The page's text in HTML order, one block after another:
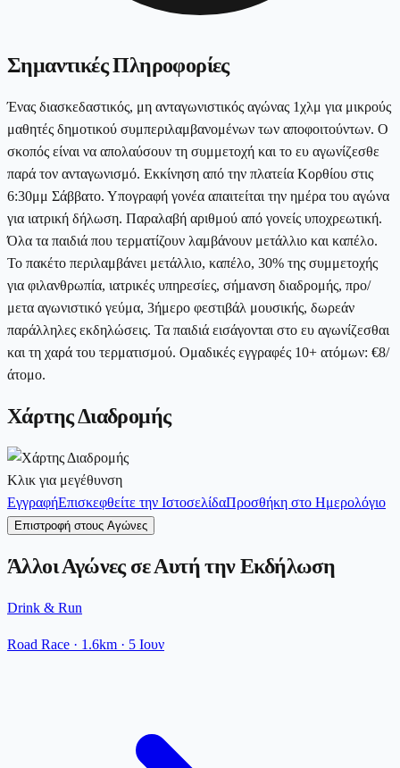
Σημαντικές Πληροφορίες
Ένας διασκεδαστικός, μη ανταγωνιστικός αγώνας 1χλμ για μικρούς
μαθητές δημοτικού συμπεριλαμβανομένων των αποφοιτούντων. Ο
σκοπός είναι να απολαύσουν τη συμμετοχή και το ευ αγωνίζεσθε
παρά τον ανταγωνισμό. Εκκίνηση από την πλατεία Κορθίου στις
6:30μμ Σάββατο. Υπογραφή γονέα απαιτείται την ημέρα του αγώνα
για ιατρική δήλωση. Παραλαβή αριθμού από γονείς υποχρεωτική.
Όλα τα παιδιά που τερματίζουν λαμβάνουν μετάλλιο και καπέλο.
Το πακέτο περιλαμβάνει μετάλλιο, καπέλο, 30% της συμμετοχής
για φιλανθρωπία, ιατρικές υπηρεσίες, σήμανση διαδρομής, προ/
μετα αγωνιστικό γεύμα, 3ήμερο φεστιβάλ μουσικής, δωρεάν
παράλληλες εκδηλώσεις. Τα παιδιά εισάγονται στο ευ αγωνίζεσθαι
και τη χαρά του τερματισμού. Ομαδικές εγγραφές 10+ ατόμων: €8/
άτομο.
Χάρτης Διαδρομής
Κλικ για μεγέθυνση
ΕγγραφήΕπισκεφθείτε την ΙστοσελίδαΠροσθήκη στο Ημερολόγιο
Επιστροφή στους Αγώνες
Άλλοι Αγώνες σε Αυτή την Εκδήλωση
Drink & Run
Road Race · 1.6km · 5 Ιουν